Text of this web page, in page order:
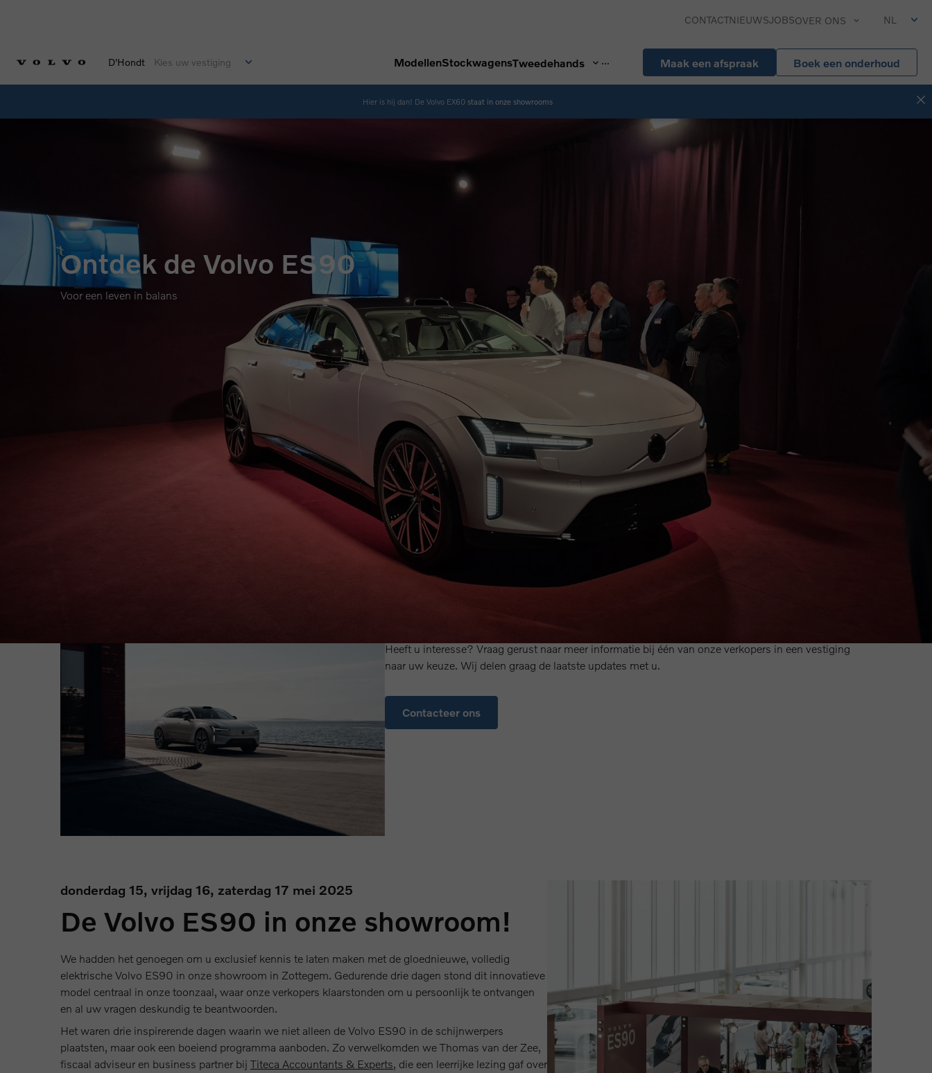
CONTACTNIEUWSJOBSOVER ONS NL
D'Hondt Kies uw vestiging ModellenStockwagensTweedehands Maak een afspraak Boek een onderhoud
Hier is hij dan! De Volvo EX60 staat in onze showrooms
Ontdek de Volvo ES90
Voor een leven in balans
Q4, 2025
Testritten met de Volvo ES90
Wij zijn al even aan het aftellen naar het einde van het jaar. Want we verwachten de Volvo ES90 dit
Heeft u interesse? Vraag gerust naar meer informatie bij één van onze verkopers in een vestiging
naar uw keuze. Wij delen graag de laatste updates met u.
Contacteer ons
donderdag 15, vrijdag 16, zaterdag 17 mei 2025
De Volvo ES90 in onze showroom!
We hadden het genoegen om u exclusief kennis te laten maken met de gloednieuwe, volledig
elektrische Volvo ES90 in onze showroom in Zottegem. Gedurende drie dagen stond dit innovatieve
model centraal in onze toonzaal, waar onze verkopers klaarstonden om u persoonlijk te ontvangen
en al uw vragen deskundig te beantwoorden.
Het waren drie inspirerende dagen waarin we niet alleen de Volvo ES90 in de schijnwerpers
plaatsten, maar ook een boeiend programma aanboden. Zo verwelkomden we Thomas van der Zee,
fiscaal adviseur en business partner bij Titeca Accountants & Experts, die een leerrijke lezing gaf over